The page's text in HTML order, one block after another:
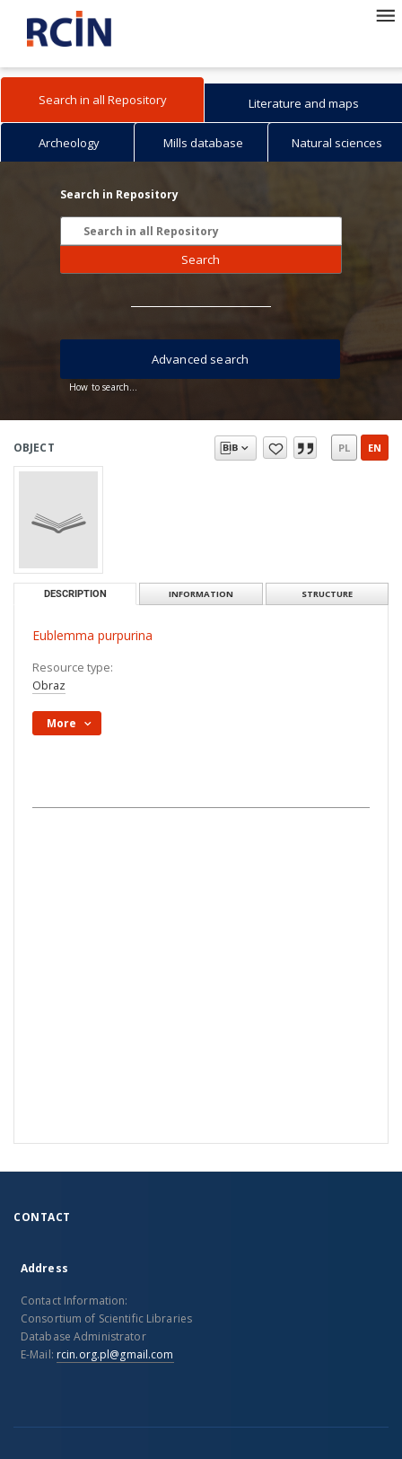
Search in all Repository Literature and maps
Archeology Mills database Natural sciences
Search in Repository
Search
How to search...
Advanced search
OBJECT PL EN
DESCRIPTION INFORMATION STRUCTURE
Eublemma purpurina
Resource type:
Obraz
More
CONTACT
Address
Contact Information:
Consortium of Scientific Libraries
Database Administrator
E-Mail: rcin.org.pl@gmail.com